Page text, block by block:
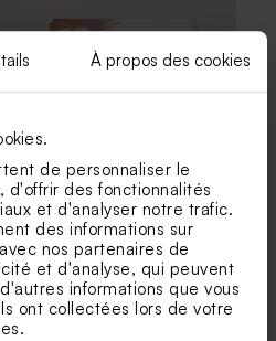
À propos des cookies
de personnaliser le
d'offrir des fonctionnalités
et d'analyser notre trafic.
des informations sur
nos partenaires de
et d'analyse, qui peuvent
informations que vous
ont collectées lors de votre
Savon artisanal rond
mariage - fleurs hibiscus
Sticker tube à bulles
mariage palais bohème